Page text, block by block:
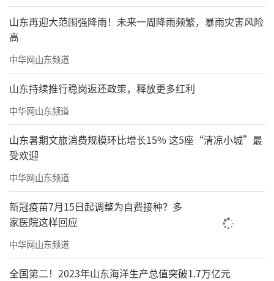
山东再迎大范围强降雨！未来一周降雨频繁，暴雨灾害风险
高
中华网山东频道
山东持续推行稳岗返还政策，释放更多红利
中华网山东频道
山东暑期文旅消费规模环比增长15% 这5座“清凉小城”最
受欢迎
中华网山东频道
新冠疫苗7月15日起调整为自费接种？多
家医院这样回应
中华网山东频道
全国第二！2023年山东海洋生产总值突破1.7万亿元